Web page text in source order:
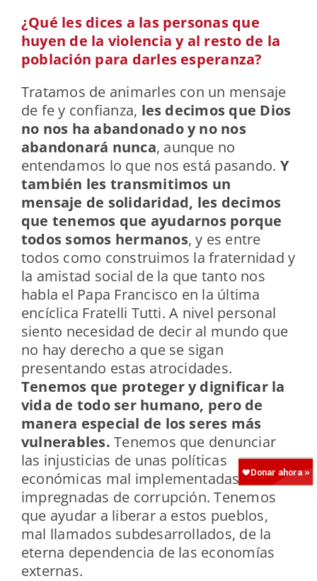
¿Qué les dices a las personas que
huyen de la violencia y al resto de la
población para darles esperanza?
Tratamos de animarles con un mensaje
de fe y confianza, les decimos que Dios
no nos ha abandonado y no nos
abandonará nunca, aunque no
entendamos lo que nos está pasando. Y
también les transmitimos un
mensaje de solidaridad, les decimos
que tenemos que ayudarnos porque
todos somos hermanos, y es entre
todos como construimos la fraternidad y
la amistad social de la que tanto nos
habla el Papa Francisco en la última
encíclica Fratelli Tutti. A nivel personal
siento necesidad de decir al mundo que
no hay derecho a que se sigan
presentando estas atrocidades.
Tenemos que proteger y dignificar la
vida de todo ser humano, pero de
manera especial de los seres más
vulnerables. Tenemos que denunciar
las injusticias de unas políticas
económicas mal implementadas e
impregnadas de corrupción. Tenemos
que ayudar a liberar a estos pueblos,
mal llamados subdesarrollados, de la
eterna dependencia de las economías
externas.